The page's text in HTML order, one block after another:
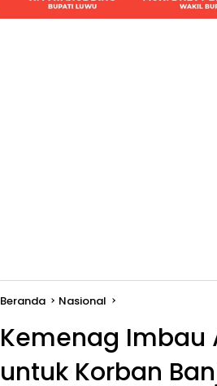
Beranda Nasional
Kemenag Imbau
untuk Korban